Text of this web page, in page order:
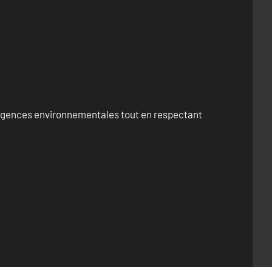
environnementales tout en respectant